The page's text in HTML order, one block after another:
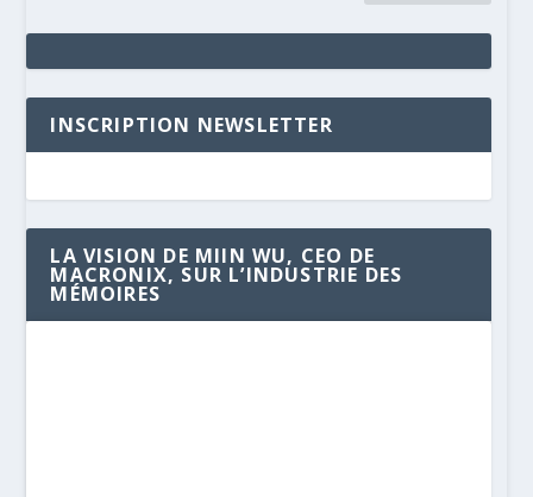
INSCRIPTION NEWSLETTER
LA VISION DE MIIN WU, CEO DE
MACRONIX, SUR L’INDUSTRIE DES
MÉMOIRES